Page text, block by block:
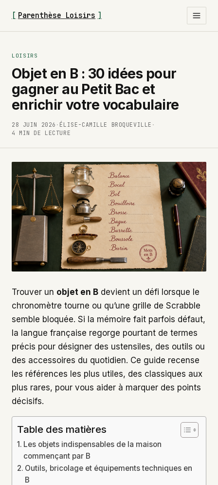
[ Parenthèse Loisirs ]
LOISIRS
Objet en B : 30 idées pour
gagner au Petit Bac et
enrichir votre vocabulaire
28 JUIN 2026 · ÉLISE-CAMILLE BROQUEVILLE ·
4 MIN DE LECTURE
Trouver un objet en B devient un défi lorsque le
chronomètre tourne ou qu’une grille de Scrabble
semble bloquée. Si la mémoire fait parfois défaut,
la langue française regorge pourtant de termes
précis pour désigner des ustensiles, des outils ou
des accessoires du quotidien. Ce guide recense
les références les plus utiles, des classiques aux
plus rares, pour vous aider à marquer des points
décisifs.
Table des matières
Les objets indispensables de la maison
commençant par B
Outils, bricolage et équipements techniques en
B